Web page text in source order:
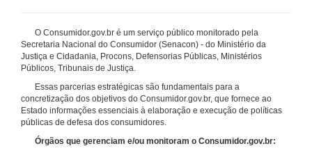
O Consumidor.gov.br é um serviço público monitorado pela
Secretaria Nacional do Consumidor (Senacon) - do Ministério da
Justiça e Cidadania, Procons, Defensorias Públicas, Ministérios
Públicos, Tribunais de Justiça.
Essas parcerias estratégicas são fundamentais para a
concretização dos objetivos do Consumidor.gov.br, que fornece ao
Estado informações essenciais à elaboração e execução de políticas
públicas de defesa dos consumidores.
Órgãos que gerenciam e/ou monitoram o Consumidor.gov.br: